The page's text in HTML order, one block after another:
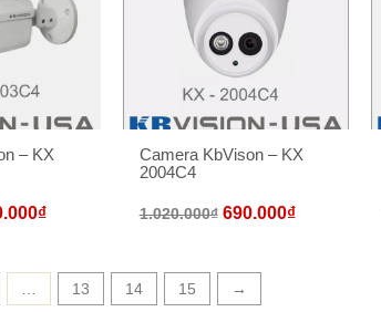
– KX
₫
Camera KbVison – KX
2004C4
1.020.000₫ 690.000₫
13 14 15 →